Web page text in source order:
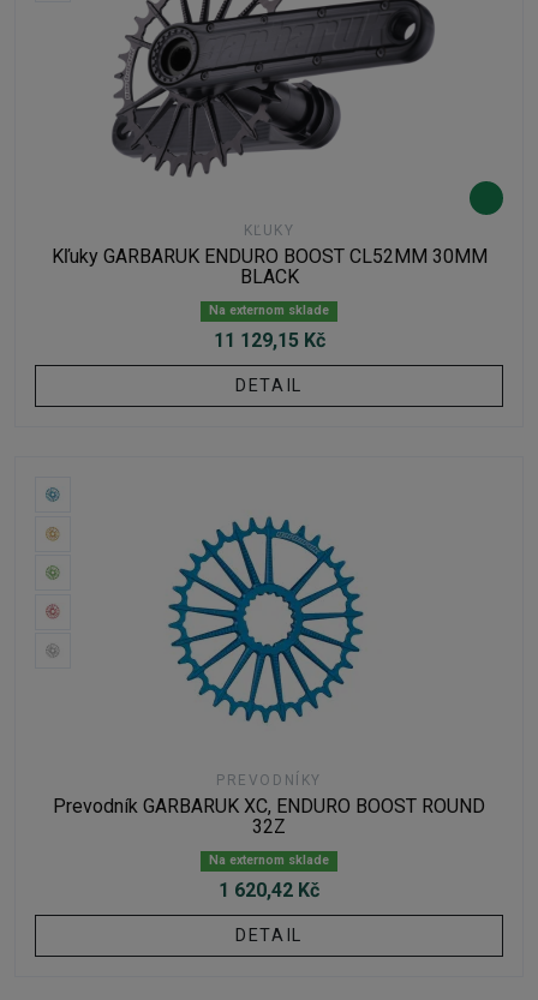
KĽUKY
Kľuky GARBARUK ENDURO BOOST CL52MM 30MM
BLACK
Na externom sklade
11 129,15 Kč
DETAIL
PREVODNÍKY
Prevodník GARBARUK XC, ENDURO BOOST ROUND
32Z
Na externom sklade
1 620,42 Kč
DETAIL